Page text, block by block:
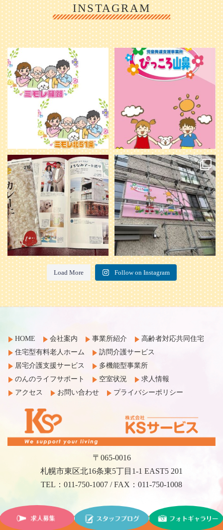
INSTAGRAM
利用者様やご家族の皆さまに、親し
みや温かさが伝わるようなデザイン
を目指し、ミモレのイラストを新し
く作...
20 0
＼ 2026年6月1日 OPEN ／
...
25 0
本日発売のオトンvol.210号に掲載さ
れました！...
28 1
『ぴっころ山鼻』オープンに向けて
準備が着々と進んでいます。
皆さんお楽しみに〜
...
26 0
Load More Follow on Instagram
HOME 会社案内 事業所紹介
高齢者対応共同住宅
住宅型有料老人ホーム
訪問介護サービス
居宅介護支援サービス
多機能型事業所
のんのライフサポート
空室状況
求人情報
アクセス
お問い合わせ プライバシーポリシー
〒065-0016
札幌市東区北16条東5丁目1-1 EAST5 201
TEL：011-750-1007 / FAX：011-750-1008
©2017 KS Service